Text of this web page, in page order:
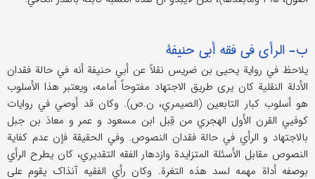
ب- الرأي في فقه أبي حنیفة
یلاحظ في روایة یحیی بن ضریس نقلاً عن أبي حنیفة أنه في حالة فقدان
الأدلة النقلیة کان یری طریق الاجتهاد مفتوحاً أمامه، ویعتبر هذا الأسلوب
هو أسلوب کبار التابعین (الصیمري، ن.ص). وکان قد أوصي في روایات
کوفیي القرن الأول الهجري من قِبل ابن مسعود و عمر و معاذ بن جبل
بالاجتهاد و الرأي في حالة فقدان النصوص. وفي الحقیقة فإن عدم کفایة
النصوص مقابل الأسئلة المتزایدة وازدهار الفقه التقدیري، کان یطرح الرأي
بوصفه أداة مهمه لسد هذه التغرة. وکان رأي الفقیه آنذاک یقوم علی